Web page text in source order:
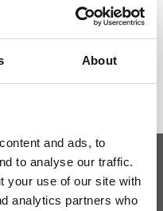
About
and ads, to
to analyse our traffic.
your use of our site with
analytics partners who
kuntayhtymä